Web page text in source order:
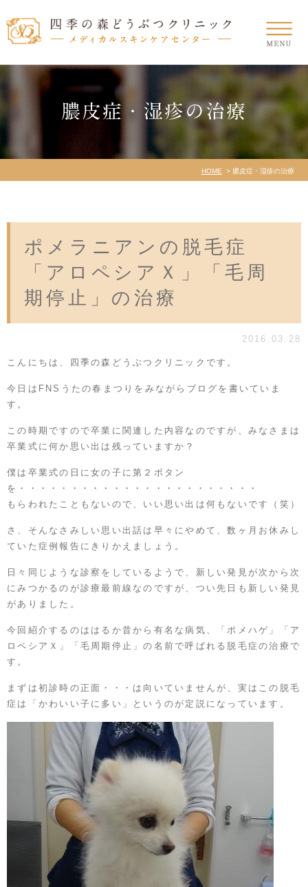
膿皮症・湿疹の治療
HOME 膿皮症・湿疹の治療
ポメラニアンの脱毛症
「アロペシアＸ」「毛周
期停止」の治療
2016.03.28
こんにちは、四季の森どうぶつクリニックです。
今日はFNSうたの春まつりをみながらブログを書いていま
す。
この時期ですので卒業に関連した内容なのですが、みなさまは
卒業式に何か思い出は残っていますか？
僕は卒業式の日に女の子に第２ボタン
を・・・・・・・・・・・・・・・・・・・・・・・
もらわれたこともないので、いい思い出は何もないです（笑）
さ、そんなさみしい思い出話は早々にやめて、数ヶ月お休みし
ていた症例報告にきりかえましょう。
日々同じような診察をしているようで、新しい発見が次から次
にみつかるのが診療最前線なのですが、つい先日も新しい発見
がありました。
今回紹介するのははるか昔から有名な病気、「ポメハゲ」「ア
ロペシアＸ」「毛周期停止」の名前で呼ばれる脱毛症の治療で
す。
まずは初診時の正面・・・は向いていませんが、実はこの脱毛
症は「かわいい子に多い」というのが定説になっています。